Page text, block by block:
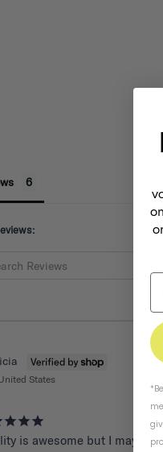
States
is awesome but I may